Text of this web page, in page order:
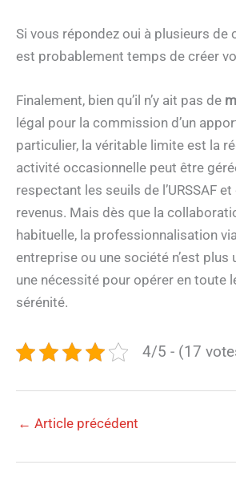
Si vous répondez oui à plusieurs de
est probablement temps de créer
Finalement, bien qu’il n’y ait pas de
légal pour la commission d’un
particulier, la véritable limite est la
activité occasionnelle peut être
respectant les seuils de l’URSSAF
revenus. Mais dès que la
habituelle, la professionnalisation
entreprise ou une société n’est plus
une nécessité pour opérer en toute
sérénité.
4/5 - (17
← Article précédent